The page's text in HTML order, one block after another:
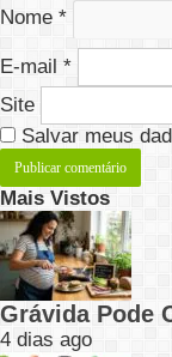
Nome *
E-mail *
Site
Salvar meus
Mais Vistos
Grávida Pode
4 dias ago